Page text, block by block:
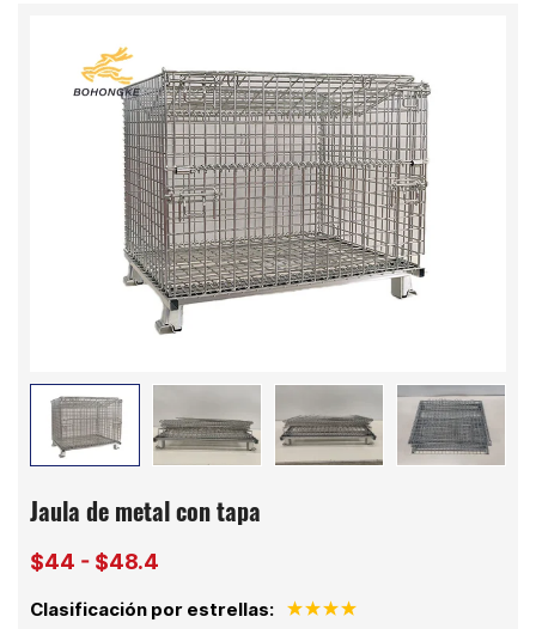
Jaula de metal con tapa
$44 - $48.4
Clasificación por estrellas: